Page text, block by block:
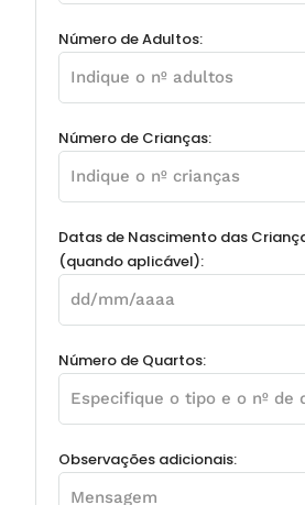
Número de Adultos:
Número de Crianças:
Datas de Nascimento das
(quando aplicável):
Número de Quartos:
Observações adicionais: